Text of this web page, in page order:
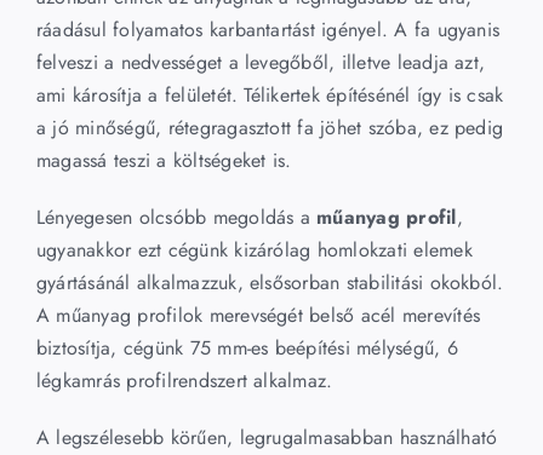
ráadásul folyamatos karbantartást igényel. A fa ugyanis
felveszi a nedvességet a levegőből, illetve leadja azt,
ami károsítja a felületét. Télikertek építésénél így is csak
a jó minőségű, rétegragasztott fa jöhet szóba, ez pedig
magassá teszi a költségeket is.
Lényegesen olcsóbb megoldás a műanyag profil,
ugyanakkor ezt cégünk kizárólag homlokzati elemek
gyártásánál alkalmazzuk, elsősorban stabilitási okokból.
A műanyag profilok merevségét belső acél merevítés
biztosítja, cégünk 75 mm-es beépítési mélységű, 6
légkamrás profilrendszert alkalmaz.
A legszélesebb körűen, legrugalmasabban használható